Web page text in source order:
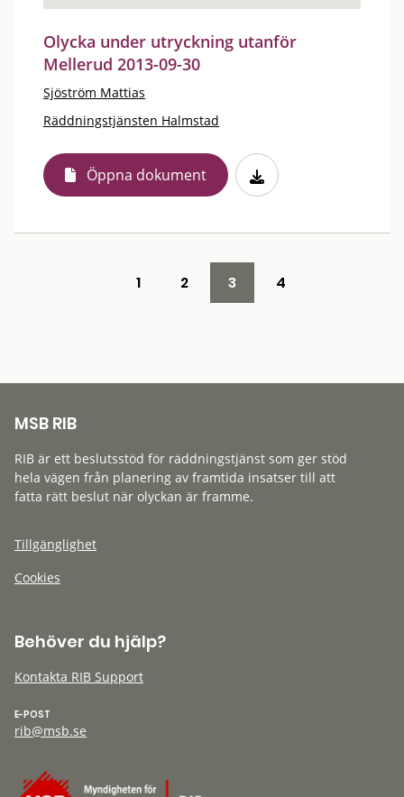
Olycka under utryckning utanför
Mellerud 2013-09-30
Sjöström Mattias
Räddningstjänsten Halmstad
Öppna dokument
1 2 3 4
MSB RIB
RIB är ett beslutsstöd för räddningstjänst som ger stöd
hela vägen från planering av framtida insatser till att
fatta rätt beslut när olyckan är framme.
Tillgänglighet
Cookies
Behöver du hjälp?
Kontakta RIB Support
E-POST
rib@msb.se